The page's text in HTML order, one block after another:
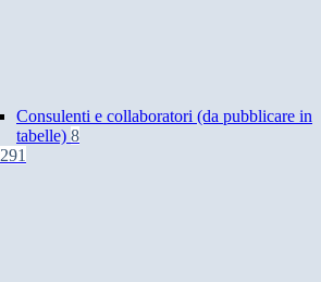
Consulenti e collaboratori (da pubblicare in
tabelle) 8
291